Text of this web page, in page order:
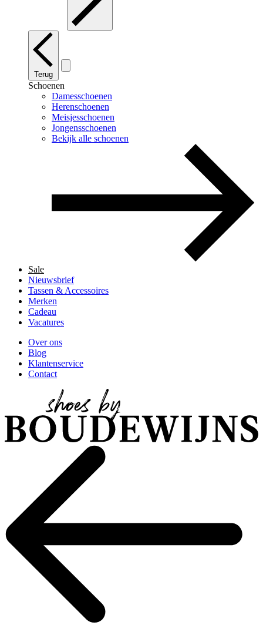
Terug
Schoenen
Damesschoenen
Herenschoenen
Meisjesschoenen
Jongensschoenen
Bekijk alle schoenen
Sale
Nieuwsbrief
Tassen & Accessoires
Merken
Cadeau
Vacatures
Over ons
Blog
Klantenservice
Contact